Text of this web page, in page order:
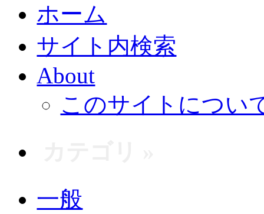
ホーム
サイト内検索
About
このサイトについ
一般